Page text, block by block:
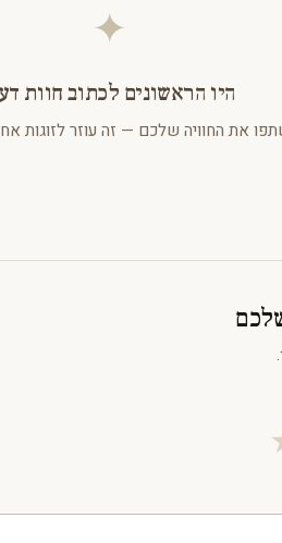
✦
היו הראשונים לכתוב חוות
את החוויה שלכם — זה עוזר לזוגות